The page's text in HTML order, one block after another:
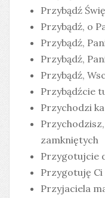
Przybądź
Przybądź, o
Przybądź,
Przybądź,
Przybądź,
Przybądźcie
Przychodzi
zamkniętych
Przygotujcie
Przygotuję
Przyjaciela